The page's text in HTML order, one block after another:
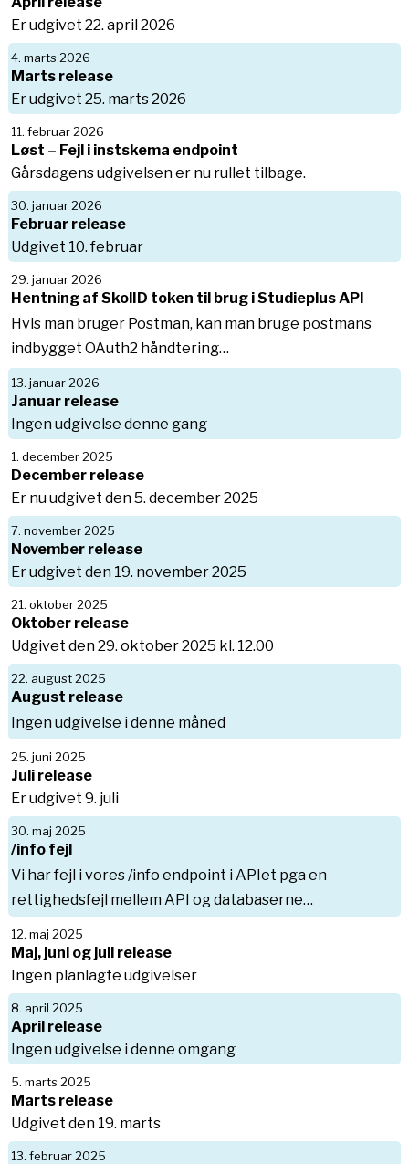
Er udgivet 22. april 2026
4. marts 2026
Marts release
Er udgivet 25. marts 2026
11. februar 2026
Løst – Fejl i instskema endpoint
Gårsdagens udgivelsen er nu rullet tilbage.
30. januar 2026
Februar release
Udgivet 10. februar
29. januar 2026
Hentning af SkolID token til brug i Studieplus API
Hvis man bruger Postman, kan man bruge postmans
indbygget OAuth2 håndtering…
13. januar 2026
Januar release
Ingen udgivelse denne gang
1. december 2025
December release
Er nu udgivet den 5. december 2025
7. november 2025
November release
Er udgivet den 19. november 2025
21. oktober 2025
Oktober release
Udgivet den 29. oktober 2025 kl. 12.00
22. august 2025
August release
Ingen udgivelse i denne måned
25. juni 2025
Juli release
Er udgivet 9. juli
30. maj 2025
/info fejl
Vi har fejl i vores /info endpoint i APIet pga en
rettighedsfejl mellem API og databaserne…
12. maj 2025
Maj, juni og juli release
Ingen planlagte udgivelser
8. april 2025
April release
Ingen udgivelse i denne omgang
5. marts 2025
Marts release
Udgivet den 19. marts
13. februar 2025